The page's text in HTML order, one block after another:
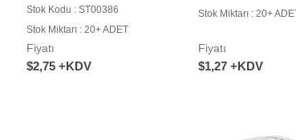
Stok Kodu : ST00386
Stok Miktarı : 20+ ADET
Fiyatı
$2,75 +KDV
Stok Miktarı : 20+
Fiyatı
$1,27 +KDV